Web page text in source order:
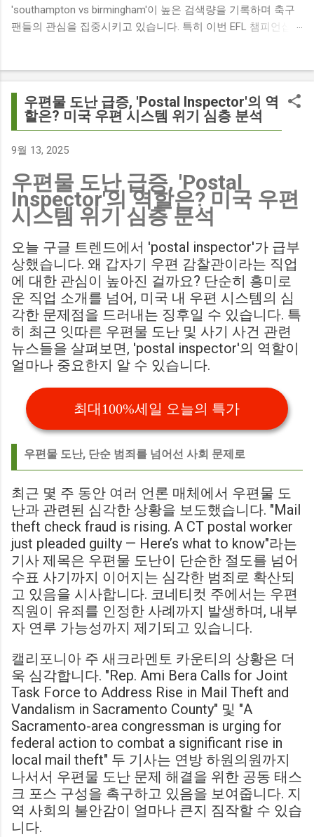
'southampton vs birmingham'이 높은 검색량을 기록하며 축구
팬들의 관심을 집중시키고 있습니다. 특히 이번 EFL 챔피언십
다음과 같습니다. The 9 players set to miss Southampton v
Birmingham City ft £7m striker Damion Downs : 사우스햄튼과
버밍엄 시티 경기에서 총 9명의 선수가 결장할 예정이며, 특히
700만 파운드 스트라이커 데미언 다운스의 결장은 사우스햄튼
Birmingham City LIVE Score Updates in EFL Championship
Match : 경기 당일 실시간 스코어 업데이트를 제공하는 뉴스로,
팬들의 높은 관심도를 반영합니다. Chris Davies: Birmingham
City boss says his side have to try to "be themselves" away
from home : 버밍엄 시티의 크리스 데이비스 감독은 원정 경기
에서 팀 고유의 색깔을 유지하는 것이 중요하다고 강조했습니
다. ...
우편물 도난 급증, 'Postal Inspector'의 역
할은? 미국 우편 시스템 위기 심층 분석
9월 13, 2025
우편물 도난 급증, 'Postal
Inspector'의 역할은? 미국 우편
시스템 위기 심층 분석
오늘 구글 트렌드에서 'postal inspector'가 급부
상했습니다. 왜 갑자기 우편 감찰관이라는 직업
에 대한 관심이 높아진 걸까요? 단순히 흥미로
운 직업 소개를 넘어, 미국 내 우편 시스템의 심
각한 문제점을 드러내는 징후일 수 있습니다. 특
히 최근 잇따른 우편물 도난 및 사기 사건 관련
뉴스들을 살펴보면, 'postal inspector'의 역할이
얼마나 중요한지 알 수 있습니다.
최대100%세일 오늘의 특가
우편물 도난, 단순 범죄를 넘어선 사회 문제로
최근 몇 주 동안 여러 언론 매체에서 우편물 도
난과 관련된 심각한 상황을 보도했습니다. "Mail
theft check fraud is rising. A CT postal worker
just pleaded guilty — Here’s what to know"라는
기사 제목은 우편물 도난이 단순한 절도를 넘어
수표 사기까지 이어지는 심각한 범죄로 확산되
고 있음을 시사합니다. 코네티컷 주에서는 우편
직원이 유죄를 인정한 사례까지 발생하며, 내부
자 연루 가능성까지 제기되고 있습니다.
캘리포니아 주 새크라멘토 카운티의 상황은 더
욱 심각합니다. "Rep. Ami Bera Calls for Joint
Task Force to Address Rise in Mail Theft and
Vandalism in Sacramento County" 및 "A
Sacramento-area congressman is urging for
federal action to combat a significant rise in
local mail theft" 두 기사는 연방 하원의원까지
나서서 우편물 도난 문제 해결을 위한 공동 태스
크 포스 구성을 촉구하고 있음을 보여줍니다. 지
역 사회의 불안감이 얼마나 큰지 짐작할 수 있습
니다.